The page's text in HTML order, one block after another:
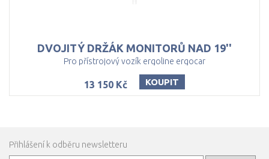
DVOJITÝ DRŽÁK MONITORŮ NAD 19''
Pro přístrojový vozík ergoline ergocar
13 150 Kč KOUPIT
Přihlášení k odběru newsletteru